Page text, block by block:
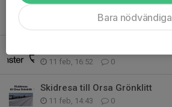
0
11 feb, 16:52 0
Skidresa till Orsa Grönklitt
11 feb, 14:43 0
Bara nödvändiga